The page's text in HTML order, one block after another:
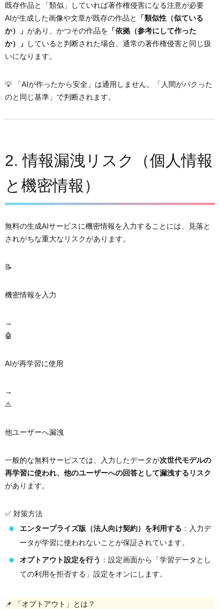
既存作品と「類似」していれば著作権侵害になる注意が必要
AIが生成した画像や文章が既存の作品と
「類似性（似ている
か）」 があり、かつその作品を 「依拠（参考にして作った
か）」
していると判断された場合、通常の著作権侵害と同じ扱
いになります。
💡 「AIが作ったから安全」は通用しません。「人間がパクった
のと同じ基準」で判断されます。
2. 情報漏洩リスク（個人情報
と機密情報）
無料の生成AIサービスに機密情報を入力することには、見落と
されがちな重大なリスクがあります。
📝
機密情報を入力
→
🤖
AIが再学習に使用
→
⚠️
他ユーザーへ漏洩
一般的な無料サービスでは、入力したデータが次世代モデルの
再学習に使われ、他のユーザーへの回答として漏洩するリスク
があります。
✅ 対策方法
エンタープライズ版（法人向け契約）を利用する ：入力デ
ータが学習に使われないことが保証されています。
オプトアウト設定を行う ：設定画面から「学習データとし
ての利用を拒否する」設定をオンにします。
📌 「オプトアウト」とは？